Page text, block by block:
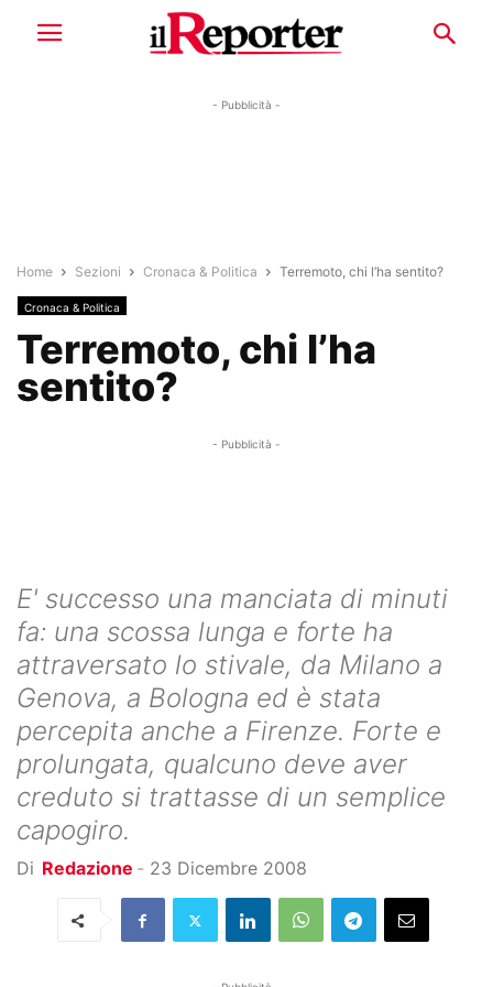
- Pubblicità -
Home Sezioni Cronaca & Politica Terremoto, chi l’ha sentito?
Cronaca & Politica
Terremoto, chi l’ha
sentito?
- Pubblicità -
E' successo una manciata di minuti
fa: una scossa lunga e forte ha
attraversato lo stivale, da Milano a
Genova, a Bologna ed è stata
percepita anche a Firenze. Forte e
prolungata, qualcuno deve aver
creduto si trattasse di un semplice
capogiro.
Di Redazione - 23 Dicembre 2008